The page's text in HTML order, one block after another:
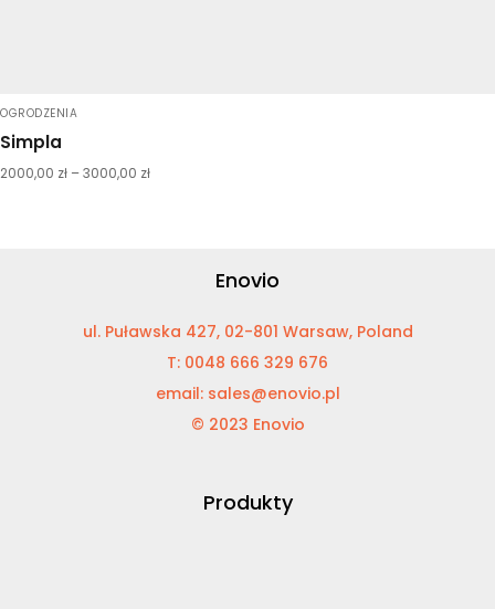
OGRODZENIA
Simpla
2000,00 zł –3000,00 zł
Enovio
ul. Puławska 427, 02-801 Warsaw, Poland
T: 0048 666 329 676
email: sales@enovio.pl
© 2023 Enovio
Produkty